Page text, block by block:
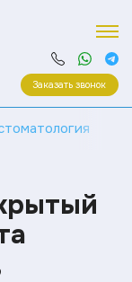
Заказать звонок